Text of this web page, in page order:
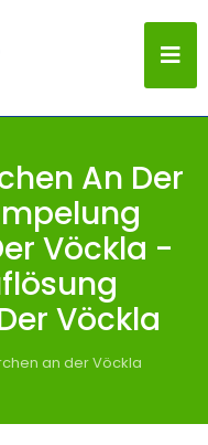
An Der
Vöckla -
Vöckla
an der Vöckla